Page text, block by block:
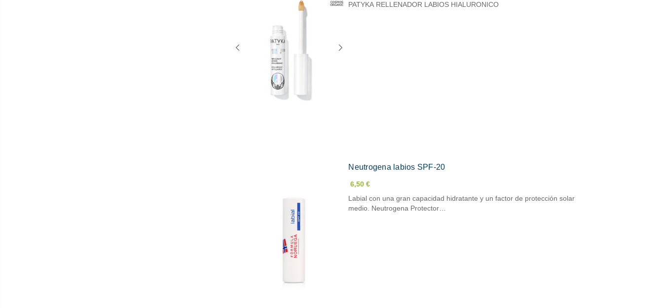
PATYKA RELLENADOR LABIOS HIALURONICO
Neutrogena labios SPF-20
6,50 €
Labial con una gran capacidad hidratante y un factor de protección solar
medio. Neutrogena Protector…